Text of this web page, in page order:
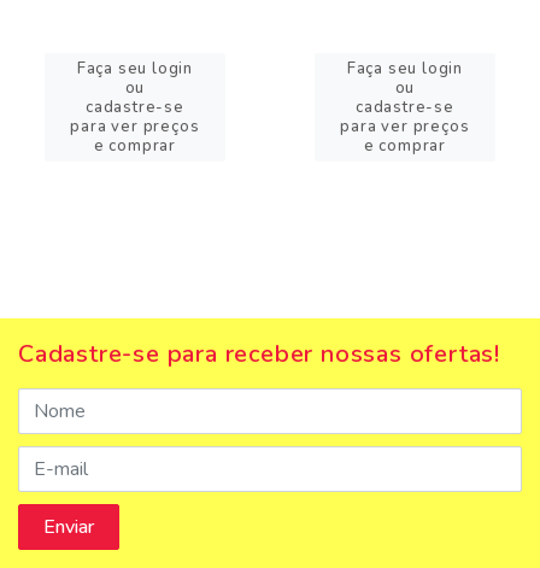
Faça seu login
ou
cadastre-se
para ver preços
e comprar
Faça seu login
ou
cadastre-se
para ver preços
e comprar
Cadastre-se para receber nossas ofertas!